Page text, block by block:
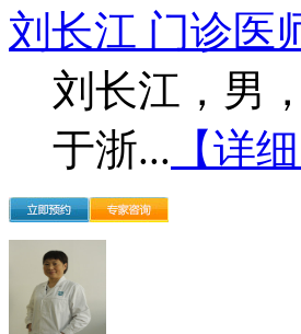
刘长江 门诊医
刘长江，男
于浙... 【详细